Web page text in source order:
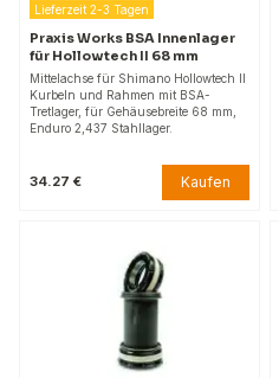
Lieferzeit 2-3 Tagen
Praxis Works BSA Innenlager
für Hollowtech II 68 mm
Mittelachse für Shimano Hollowtech II
Kurbeln und Rahmen mit BSA-
Tretlager, für Gehäusebreite 68 mm,
Enduro 2,437 Stahllager.
34.27 € Kaufen